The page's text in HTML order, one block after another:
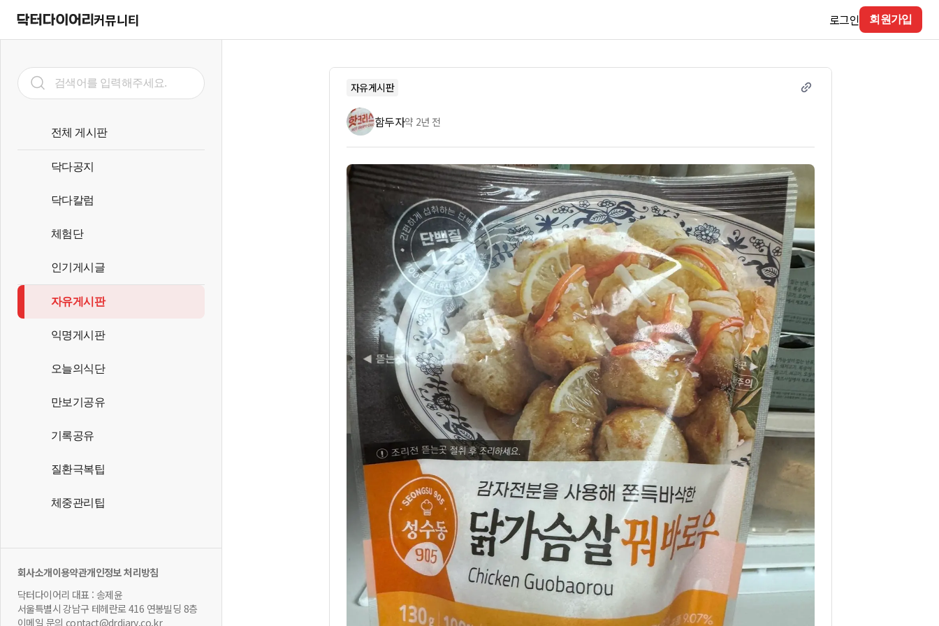
커뮤니티 로그인 회원가입
전체 게시판
닥다공지
닥다칼럼
체험단
인기게시글
자유게시판
익명게시판
오늘의식단
만보기공유
기록공유
질환극복팁
체중관리팁
회사소개이용약관개인정보 처리방침
닥터다이어리 대표 : 송제윤
서울특별시 강남구 테헤란로 416 연봉빌딩 8층
이메일 문의 contact@drdiary.co.kr
자유게시판
함두자약 2년 전